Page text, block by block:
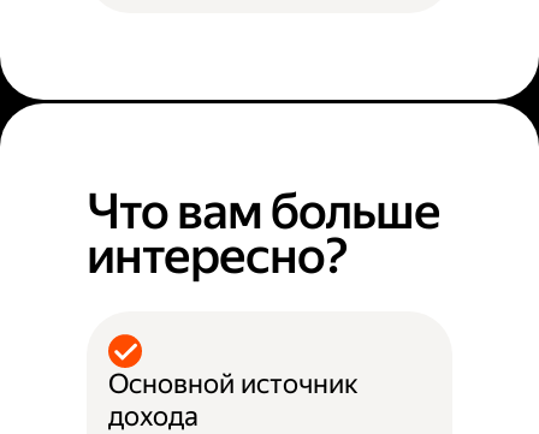
Что вам больше
интересно?
Основной источник
дохода